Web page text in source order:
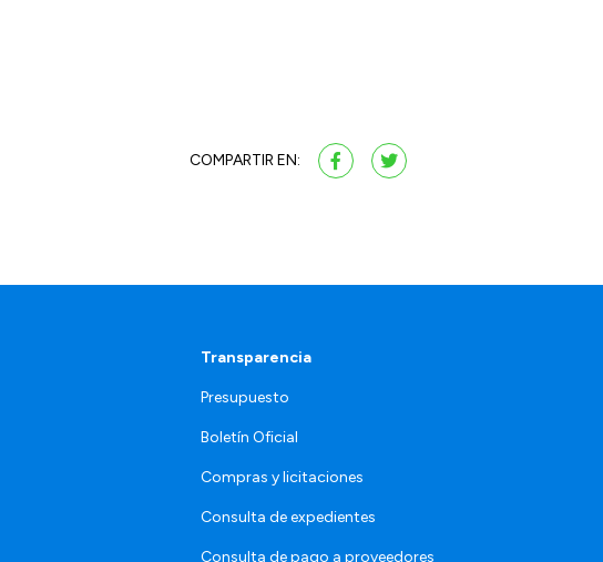
COMPARTIR EN:
Transparencia
Presupuesto
Boletín Oficial
Compras y licitaciones
Consulta de expedientes
Consulta de pago a proveedores